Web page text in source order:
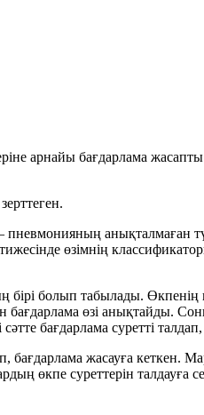
арнайы бағдарлама
пневмонияның анықталмаған
өзімнің
болып табылады. Өкпенің
өзі анықтайды.
бағдарлама суретті
жасауға кеткен.
өкпе суреттерін талдауға